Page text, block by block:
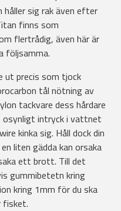
sig rak även efter
finns som
flertrådig, även här är
följsamma.
ut precis som tjock
tål nötning av
tackvare dess hårdare
osynligt intryck i vattnet
kinka sig. Håll dock din
liten gädda kan orsaka
ett brott. Till det
gummibetetn kring
kring 1mm för du ska
fisket.